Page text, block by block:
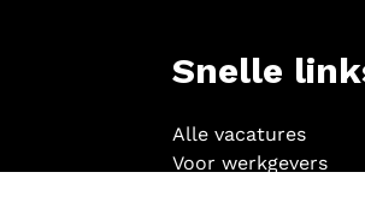
Snelle
Alle vacatures
Voor werkgevers